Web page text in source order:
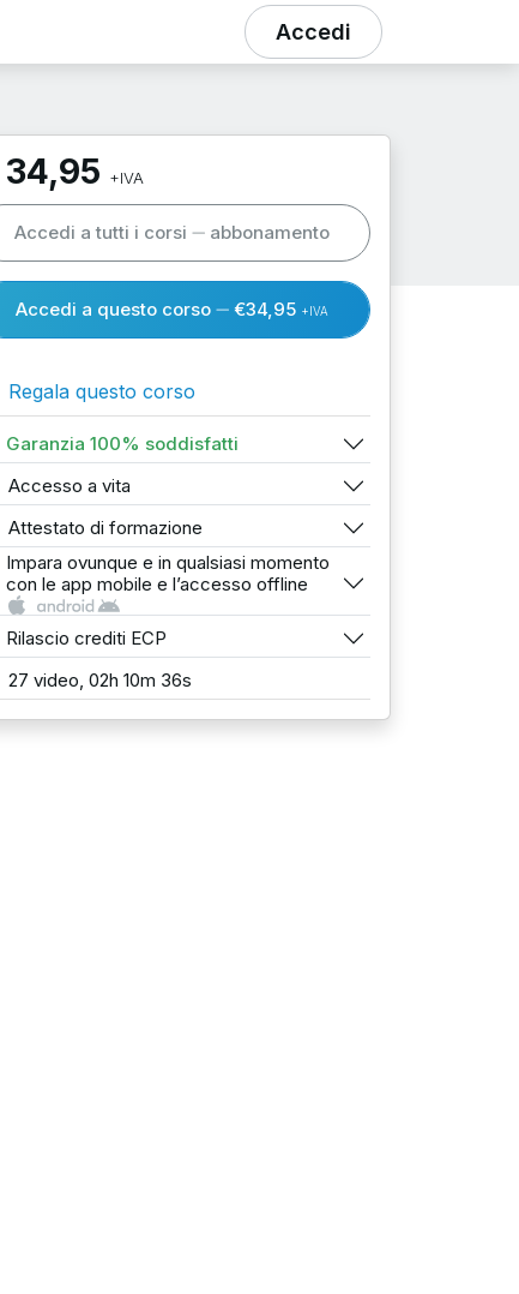
Accedi
+IVA
Accedi a tutti i corsi abbonamento
Accedi a questo corso €34,95 +IVA
Regala questo corso
Garanzia 100% soddisfatti
Accesso a vita
Attestato di formazione
Impara ovunque e in qualsiasi momento
con le app mobile e l’accesso offline
Rilascio crediti ECP
27 video, 02h 10m 36s